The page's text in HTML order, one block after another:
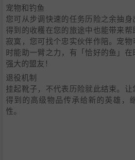
宠物和钓鱼
您可从步调快速的任务历险之余抽身
得到的收穫在您的旅途中也能带来
寂寞，您可找个忠实伙伴作陪。宠
时能助一臂之力，有「恰好的鱼」
强大的盟友！
退役机制
挂起靴子，不代表历险就此结束。
得到的高级物品传承给新的英雄，
性。